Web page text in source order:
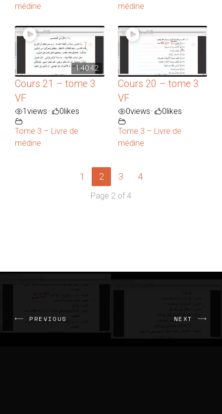
médine
médine
1:40:42
Cours 21 – tome 3
VF
1 views • 0likes
Tome 3 – Livre de
médine
Cours 20 – tome 3
VF
0views• 0likes
Tome 3 – Livre de
médine
1 2 3 4
Page 2 of 4
PREVIOUS NEXT